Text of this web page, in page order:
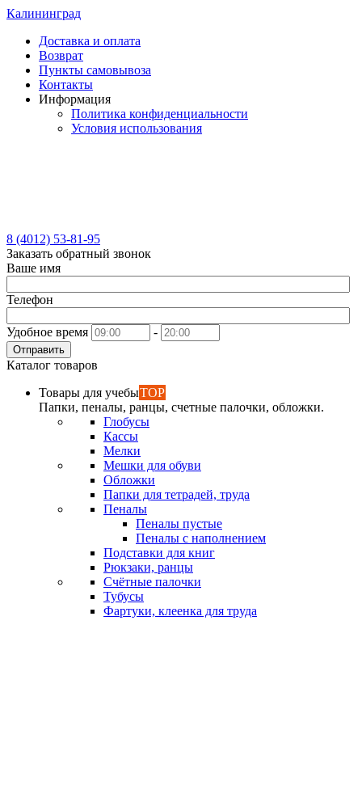
Калининград
Доставка и оплата
Возврат
Пункты самовывоза
Контакты
Информация
Политика конфиденциальности
Условия использования
8 (4012) 53-81-95
Заказать обратный звонок
Ваше имя
Телефон
Удобное время -
Отправить
Каталог товаров
Товары для учебыTOP
Папки, пеналы, ранцы, счетные палочки, обложки.
Глобусы
Кассы
Мелки
Мешки для обуви
Обложки
Папки для тетрадей, труда
Пеналы
Пеналы пустые
Пеналы с наполнением
Подставки для книг
Рюкзаки, ранцы
Счётные палочки
Тубусы
Фартуки, клеенка для труда